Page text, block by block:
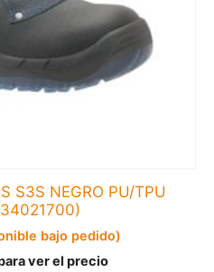
S3S NEGRO PU/TPU
bajo pedido)
ver el precio